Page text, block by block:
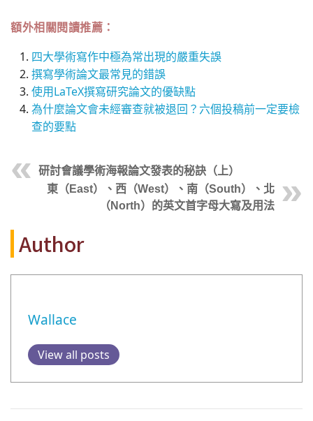
額外相關閱讀推薦：
四大學術寫作中極為常出現的嚴重失誤
撰寫學術論文最常見的錯誤
使用LaTeX撰寫研究論文的優缺點
為什麼論文會未經審查就被退回？六個投稿前一定要檢
查的要點
研討會議學術海報論文發表的秘訣（上）
東（East）、西（West）、南（South）、北
（North）的英文首字母大寫及用法
Author
Wallace
View all posts